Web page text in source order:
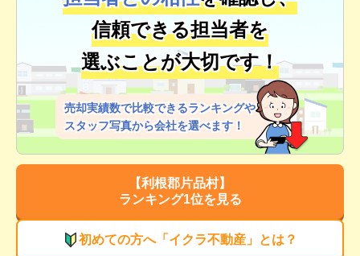
信頼できる担当者を
選ぶことが大切です！
売却実績数で比較できるランキングや
スタッフ写真から会社を選べます！
【利根郡片品村】
ランキング1位を見る
初めての方へ「イクラ不動産」とは？